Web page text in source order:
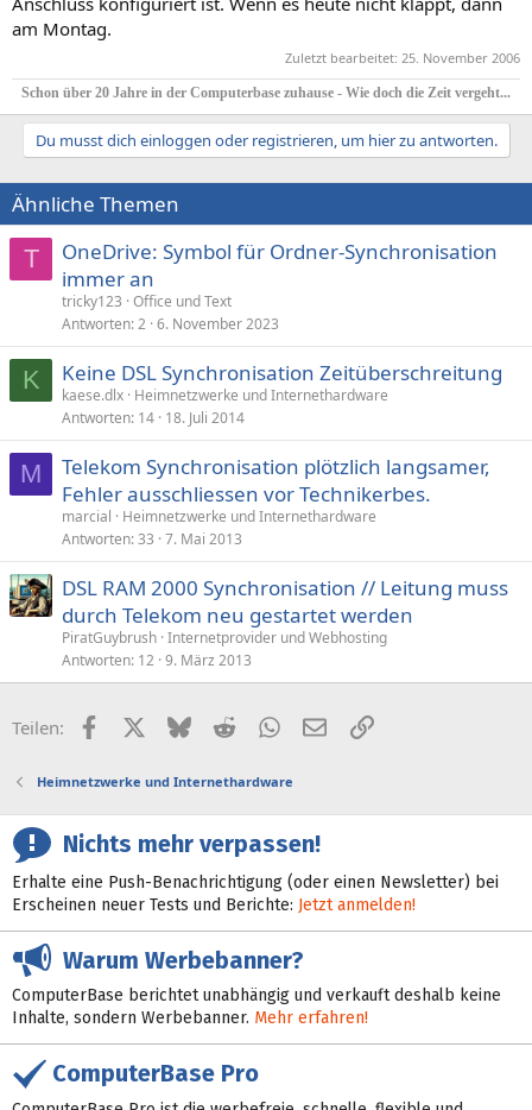
am Montag.
Zuletzt bearbeitet: 25. November 2006
Schon über 20 Jahre in der Computerbase zuhause - Wie doch die Zeit vergeht...
Du musst dich einloggen oder registrieren, um hier zu antworten.
Ähnliche Themen
T
OneDrive: Symbol für Ordner-Synchronisation
immer an
tricky123 Office und Text
Antworten 2 6. November 2023
K Keine DSL Synchronisation Zeitüberschreitung
kaese.dlx Heimnetzwerke und Internethardware
Antworten 14 18. Juli 2014
M
Telekom Synchronisation plötzlich langsamer,
Fehler ausschliessen vor Technikerbes.
marcial
Heimnetzwerke und Internethardware
Antworten 33 7. Mai 2013
DSL RAM 2000 Synchronisation // Leitung muss
durch Telekom neu gestartet werden
PiratGuybrush Internetprovider und Webhosting
Antworten 12 9. März 2013
Teilen: FacebookX (Twitter)
BlueskyRedditWhatsApp
E-MailLink
Heimnetzwerke und Internethardware
Nichts mehr verpassen!
Erhalte eine Push-Benachrichtigung (oder einen Newsletter) bei
Erscheinen neuer Tests und Berichte: Jetzt anmelden!
Warum Werbebanner?
ComputerBase berichtet unabhängig und verkauft deshalb keine
Inhalte, sondern Werbebanner. Mehr erfahren!
ComputerBase Pro